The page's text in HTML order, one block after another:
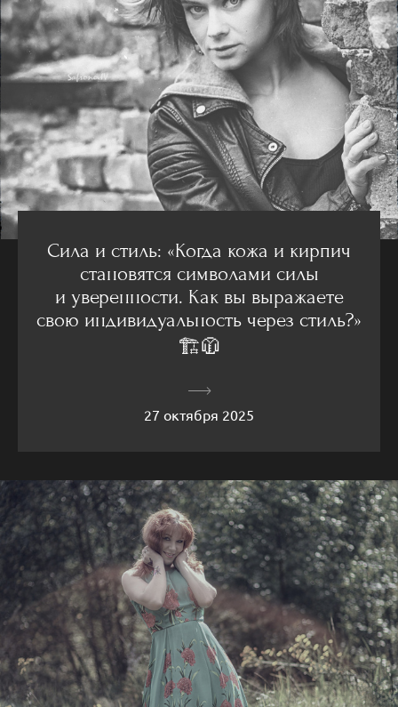
Сила и стиль: «Когда кожа и кирпич
становятся символами силы
и уверенности. Как вы выражаете
свою индивидуальность через стиль?»
🏗🧥
27 октября 2025